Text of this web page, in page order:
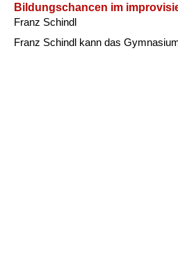
Bildungschancen im
Franz Schindl
Franz Schindl kann das